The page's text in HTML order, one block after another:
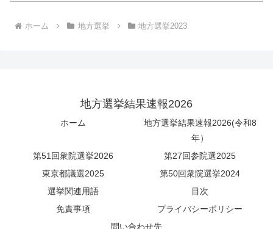
ホーム 地方選挙 地方選挙2023
地方選挙結果速報2026
ホーム
地方選挙結果速報2026(令和8
年）
第51回衆院選挙2026
第27回参院選2025
東京都議選2025
第50回衆院選挙2024
選挙関連用語
目次
免責事項
プライバシーポリシー
問い合わせ先